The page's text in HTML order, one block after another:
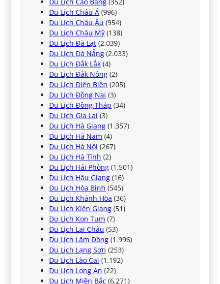
Du Lịch Châu Á (996)
Du Lịch Châu Âu (954)
Du Lịch Châu Mỹ (138)
Du Lịch Đà Lạt (2.039)
Du Lịch Đà Nẵng (2.033)
Du Lịch Đắk Lắk (4)
Du Lịch Đắk Nông (2)
Du Lịch Điện Biên (205)
Du Lịch Đồng Nai (3)
Du Lịch Đồng Tháp (34)
Du Lịch Gia Lai (3)
Du Lịch Hà Giang (1.357)
Du Lịch Hà Nam (4)
Du Lịch Hà Nội (267)
Du Lịch Hà Tĩnh (2)
Du Lịch Hải Phòng (1.501)
Du Lịch Hậu Giang (16)
Du Lịch Hòa Bình (545)
Du Lịch Khánh Hòa (36)
Du Lịch Kiên Giang (51)
Du Lịch Kon Tum (7)
Du Lịch Lai Châu (53)
Du Lịch Lâm Đồng (1.996)
Du Lịch Lạng Sơn (253)
Du Lịch Lào Cai (1.192)
Du Lịch Long An (22)
Du Lịch Miền Bắc (6.271)